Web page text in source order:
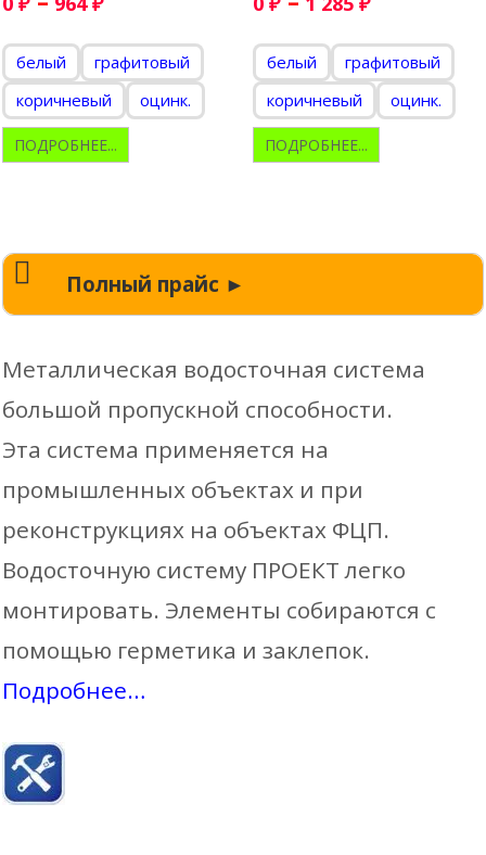
белый
графитовый
коричневый
оцинк.
ПОДРОБНЕЕ...
белый
графитовый
коричневый
оцинк.
ПОДРОБНЕЕ...
Полный прайс ►
Воронка водосборная D350Х150
(точечная)
0₽–1 291
белый
Металлическая водосточная система
большой пропускной способности.
Эта система применяется на
промышленных объектах и при
реконструкциях на объектах ФЦП.
Водосточную систему ПРОЕКТ легко
монтировать. Элементы собираются с
помощью герметика и заклепок.
Подробнее…